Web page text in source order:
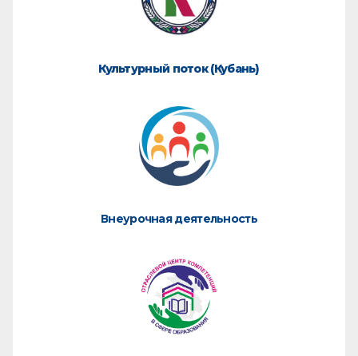
Культурный поток (Кубань)
Внеурочная деятельность